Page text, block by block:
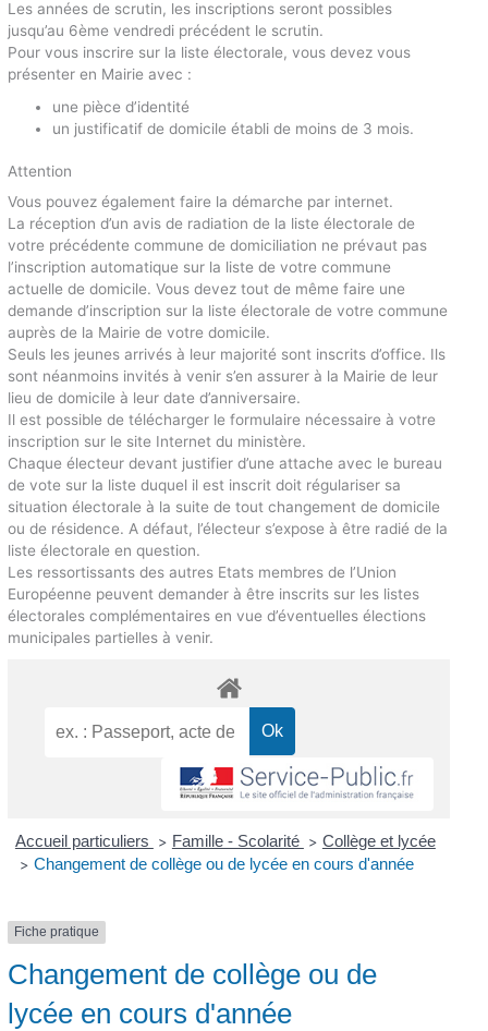
Les années de scrutin, les inscriptions seront possibles
jusqu’au 6ème vendredi précédent le scrutin.
Pour vous inscrire sur la liste électorale, vous devez vous
présenter en Mairie avec :
une pièce d’identité
un justificatif de domicile établi de moins de 3 mois.
Attention
Vous pouvez également faire la démarche par internet.
La réception d’un avis de radiation de la liste électorale de
votre précédente commune de domiciliation ne prévaut pas
l’inscription automatique sur la liste de votre commune
actuelle de domicile. Vous devez tout de même faire une
demande d’inscription sur la liste électorale de votre commune
auprès de la Mairie de votre domicile.
Seuls les jeunes arrivés à leur majorité sont inscrits d’office. Ils
sont néanmoins invités à venir s’en assurer à la Mairie de leur
lieu de domicile à leur date d’anniversaire.
Il est possible de télécharger le formulaire nécessaire à votre
inscription sur le site Internet du ministère.
Chaque électeur devant justifier d’une attache avec le bureau
de vote sur la liste duquel il est inscrit doit régulariser sa
situation électorale à la suite de tout changement de domicile
ou de résidence. A défaut, l’électeur s’expose à être radié de la
liste électorale en question.
Les ressortissants des autres Etats membres de l’Union
Européenne peuvent demander à être inscrits sur les listes
électorales complémentaires en vue d’éventuelles élections
municipales partielles à venir.
Accueil particuliers > Famille - Scolarité > Collège et lycée
> Changement de collège ou de lycée en cours d'année
Fiche pratique
Changement de collège ou de
lycée en cours d'année